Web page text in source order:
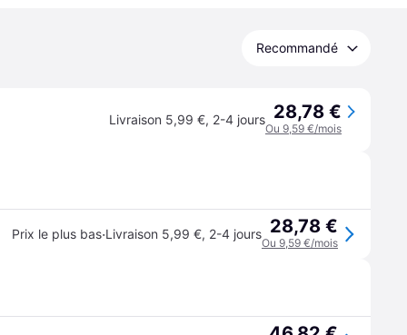
Recommandé
Livraison 5,99 €, 2-4 jours 28,78 €
Ou 9,59 €/mois
Prix le plus bas·Livraison 5,99 €, 2-4 jours 28,78 €
Ou 9,59 €/mois